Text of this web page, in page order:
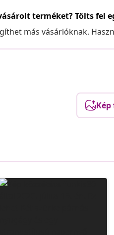
terméket? Tölts fel
más vásárlóknak.
Kép